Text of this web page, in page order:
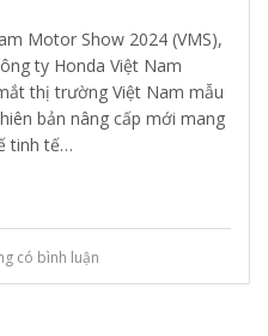
Motor Show 2024 (VMS),
ty Honda Việt Nam
thị trường Việt Nam mẫu
bản nâng cấp mới mang
tinh tế…
có bình luận